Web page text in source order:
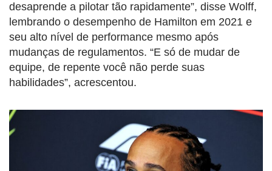
desaprende a pilotar tão rapidamente”, disse Wolff,
lembrando o desempenho de Hamilton em 2021 e
seu alto nível de performance mesmo após
mudanças de regulamentos. “E só de mudar de
equipe, de repente você não perde suas
habilidades”, acrescentou.